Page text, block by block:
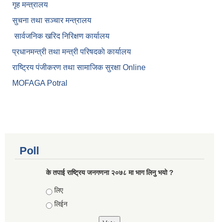
गृह मन्त्रालय
सुचना तथा सञ्चार मन्त्रालय
सार्वजनिक खरिद निरिक्षण कार्यालय
प्रधानमन्त्री तथा मन्त्री परिषदकाे कार्यालय
राष्ट्रिय पंजीकरण तथा सामाजिक सुरक्षा Online
MOFAGA Potral
Poll
के तपाई राष्ट्रिय जनगणना २०७८ मा भाग लिनु भयो ?
Choices
लिए
लिईन